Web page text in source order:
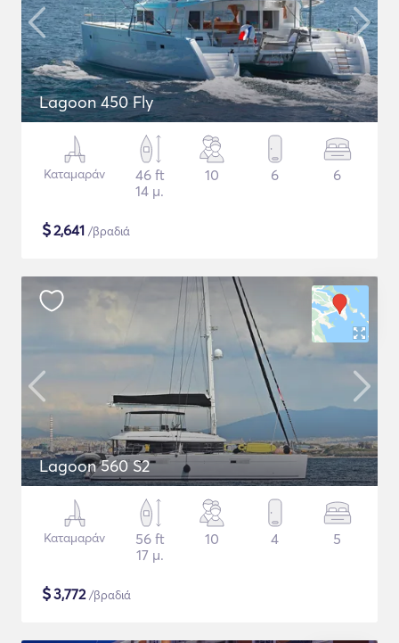
Lagoon 450 Fly
Καταμαράν
46 ft
14 μ.
10 6 6
$2,641 /βραδιά
Lagoon 560 S2
Καταμαράν
56 ft
17 μ.
10 4 5
$3,772/βραδιά